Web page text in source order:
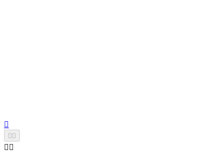

 
 